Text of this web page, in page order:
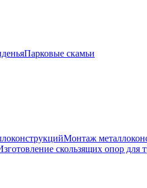
Парковые скамьи
Монтаж
скользящих опор для